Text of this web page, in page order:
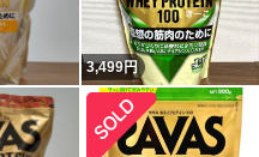
3,499円